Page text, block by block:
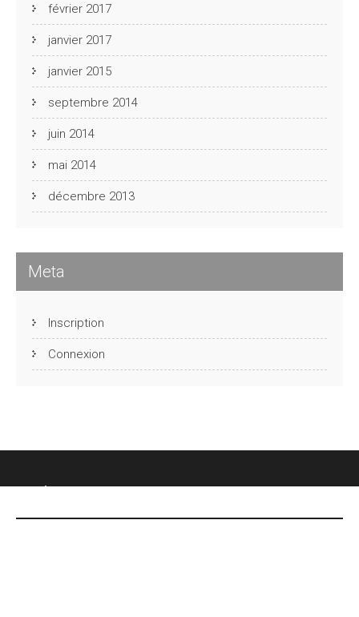
février 2017
janvier 2017
janvier 2015
septembre 2014
juin 2014
mai 2014
décembre 2013
Meta
Inscription
Connexion